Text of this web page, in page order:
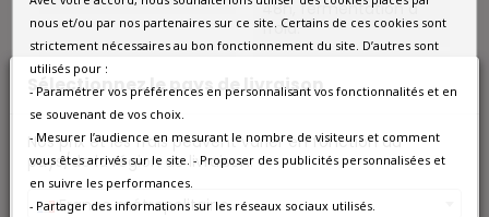
Sélectionnez le pays de livraison
Nos prix et les frais peuvent varier en fonction du
pays/de la région de livraison.
France métropolitaine
48h, fermentation à
froid.
Température De
Service
Boire À Partir De Aujourd'hui
Boire Jusqu'en
nous et/ou par nos partenaires sur ce site. Certains de ces cookies sont
strictement nécessaires au bon fonctionnement du site. D’autres sont
utilisés pour :
- Paramétrer vos préférences en personnalisant vos fonctionnalités et en
se souvenant de vos choix.
- Mesurer l’audience en mesurant le nombre de visiteurs et comment
vous êtes arrivés sur le site. - Proposer des publicités personnalisées et
en suivre les performances.
- Partager des informations sur les réseaux sociaux utilisés.